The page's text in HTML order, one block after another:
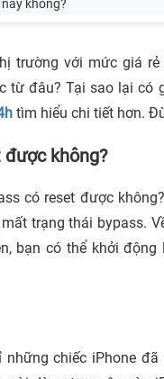
không?
trường với mức giá
từ đâu? Tại sao lại có
tìm hiểu chi tiết hơn.
không?
có reset được
trạng thái bypass.
bạn có thể khởi
chiếc iPhone